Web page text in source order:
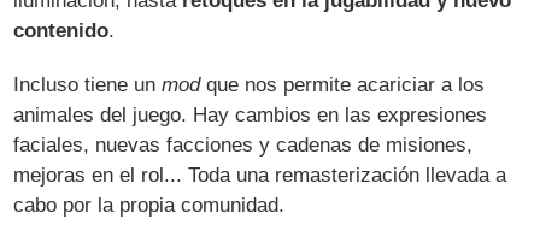
contenido.
Incluso tiene unmodque nos permite acariciar a los
animales del juego. Hay cambios en las expresiones
faciales, nuevas facciones y cadenas de misiones,
mejoras en el rol... Toda una remasterización llevada a
cabo por la propia comunidad.